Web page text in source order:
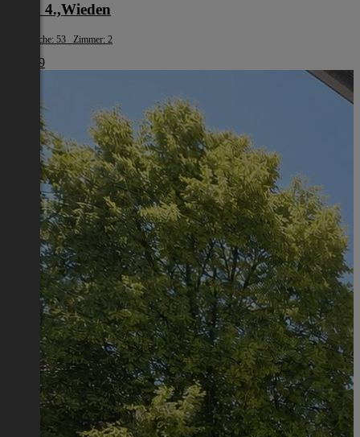
Wien 4.,Wieden
Wohnfläche: 53 Zimmer: 2
€ 1.239